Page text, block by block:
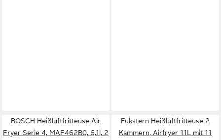
BOSCH Heißluftfritteuse Air
Fryer Serie 4, MAF462B0, 6,1l, 2
Fukstern Heißluftfritteuse 2
Kammern, Airfryer 11L mit 11